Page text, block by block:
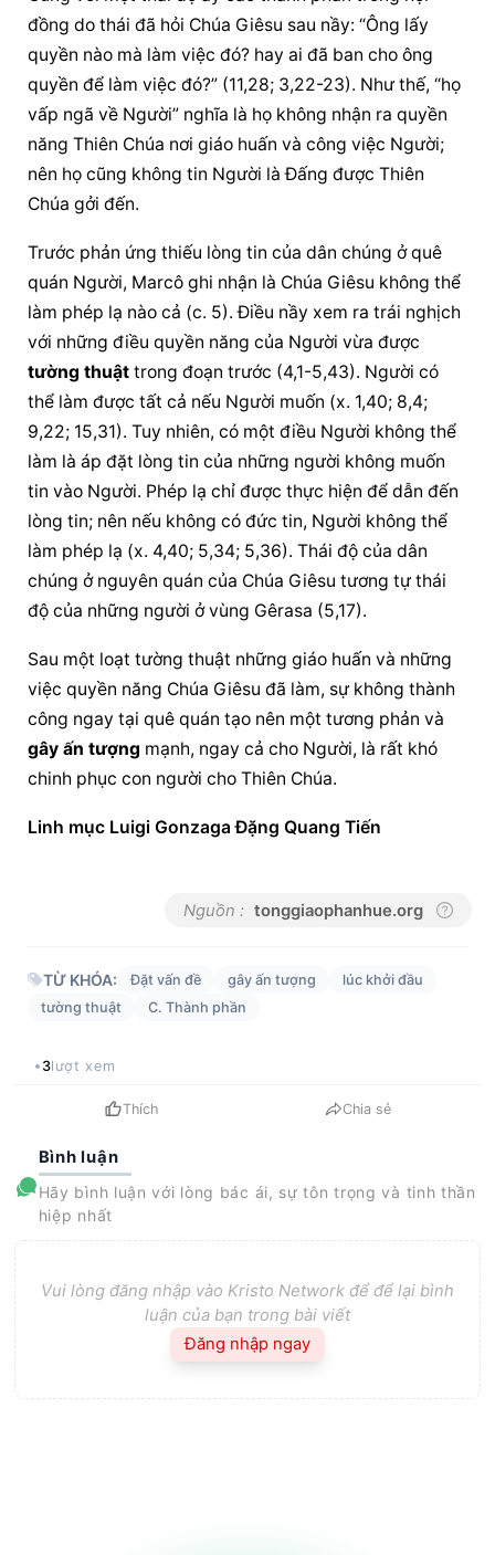
đồng do thái đã hỏi Chúa Giêsu sau nầy: “Ông lấy
quyền nào mà làm việc đó? hay ai đã ban cho ông
quyền để làm việc đó?” (11,28; 3,22-23). Như thế, “họ
vấp ngã về Người” nghĩa là họ không nhận ra quyền
năng Thiên Chúa nơi giáo huấn và công việc Người;
nên họ cũng không tin Người là Đấng được Thiên
Chúa gởi đến.
Trước phản ứng thiếu lòng tin của dân chúng ở quê
quán Người, Marcô ghi nhận là Chúa Giêsu không thể
làm phép lạ nào cả (c. 5). Điều nầy xem ra trái nghịch
tường thuật trong đoạn trước (4,1-5,43). Người có
thể làm được tất cả nếu Người muốn (x. 1,40; 8,4;
9,22; 15,31). Tuy nhiên, có một điều Người không thể
làm là áp đặt lòng tin của những người không muốn
tin vào Người. Phép lạ chỉ được thực hiện để dẫn đến
lòng tin; nên nếu không có đức tin, Người không thể
làm phép lạ (x. 4,40; 5,34; 5,36). Thái độ của dân
chúng ở nguyên quán của Chúa Giêsu tương tự thái
độ của những người ở vùng Gêrasa (5,17).
Sau một loạt tường thuật những giáo huấn và những
việc quyền năng Chúa Giêsu đã làm, sự không thành
gây ấn tượng mạnh, ngay cả cho Người, là rất khó
chinh phục con người cho Thiên Chúa.
Linh mục Luigi Gonzaga Đặng Quang Tiến
Nguồn : tonggiaophanhue.org
TỪ KHÓA: Đặt vấn đề gây ấn tượng
lúc khởi đầu
tường thuật
C. Thành phần
3lượt xem
Thích Chia sẻ
Bình luận
Hãy bình luận với lòng bác ái, sự tôn trọng và tinh thần
hiệp nhất
Vui lòng đăng nhập vào Kristo Network để để lại bình
luận của bạn trong bài viết
Đăng nhập ngay